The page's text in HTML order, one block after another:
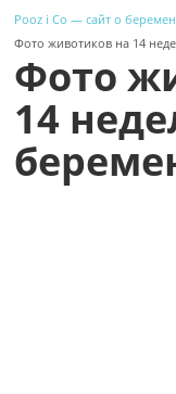
Pooz i Co — сайт о
Фото животиков на 14
Фото
14